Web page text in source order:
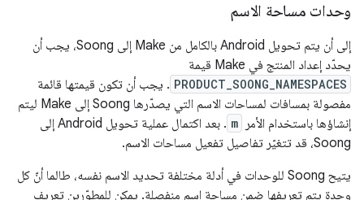
وحدات مساحة الاسم
إلى أن يتم تحويل Android بالكامل من Make إلى Soong، يجب أن
يحدّد إعداد المنتج في Make قيمة
PRODUCT_SOONG_NAMESPACES . يجب أن تكون قيمتها قائمة
مفصولة بمسافات لمساحات الاسم التي يصدّرها Soong إلى Make ليتم
إنشاؤها باستخدام الأمر
m
. بعد اكتمال عملية تحويل Android إلى
Soong، قد تتغيّر تفاصيل تفعيل مساحات الاسم.
يتيح Soong للوحدات في أدلة مختلفة تحديد الاسم نفسه، طالما أنّ كل
وحدة يتم تعريفها ضمن مساحة اسم منفصلة. يمكن للمطوّرين تعريف